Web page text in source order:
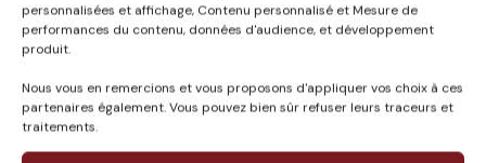
personnalisées et affichage, Contenu personnalisé et Mesure de
performances du contenu, données d'audience, et développement
produit.
Nous vous en remercions et vous proposons d'appliquer vos choix à ces
partenaires également. Vous pouvez bien sûr refuser leurs traceurs et
traitements.